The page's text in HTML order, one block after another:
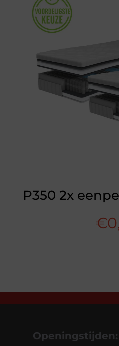
P350 2x
€
Openingstijden: